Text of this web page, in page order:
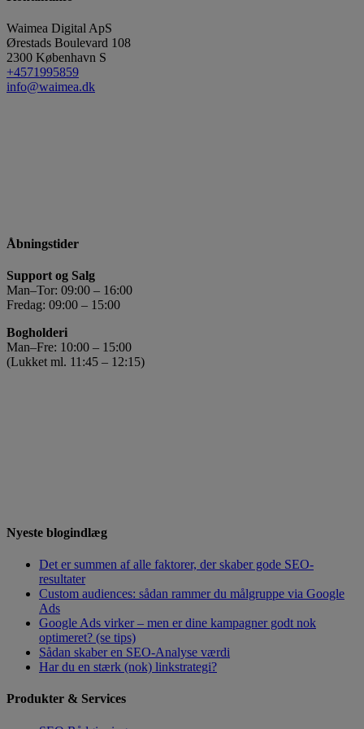
Waimea Digital ApS
Ørestads Boulevard 108
2300 København S
+4571995859
info@waimea.dk
Åbningstider
Support og Salg
Man–Tor: 09:00 – 16:00
Fredag: 09:00 – 15:00
Bogholderi
Man–Fre: 10:00 – 15:00
(Lukket ml. 11:45 – 12:15)
Nyeste blogindlæg
Det er summen af alle faktorer, der skaber gode SEO-
resultater
Custom audiences: sådan rammer du målgruppe via Google
Ads
Google Ads virker – men er dine kampagner godt nok
optimeret? (se tips)
Sådan skaber en SEO-Analyse værdi
Har du en stærk (nok) linkstrategi?
Produkter & Services